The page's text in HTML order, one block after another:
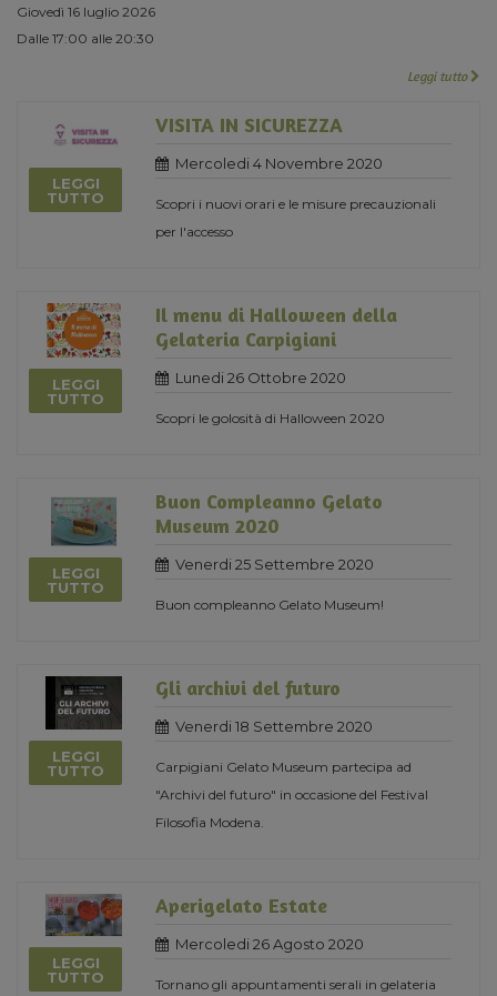
Giovedì 16 luglio 2026
Dalle 17:00 alle 20:30
Leggi tutto
LEGGI
TUTTO
VISITA IN SICUREZZA
Mercoledi 4 Novembre 2020
Scopri i nuovi orari e le misure precauzionali
per l'accesso
LEGGI
TUTTO
Il menu di Halloween della
Gelateria Carpigiani
Lunedi 26 Ottobre 2020
Scopri le golosità di Halloween 2020
LEGGI
TUTTO
Buon Compleanno Gelato
Museum 2020
Venerdi 25 Settembre 2020
Buon compleanno Gelato Museum!
LEGGI
TUTTO
Gli archivi del futuro
Venerdi 18 Settembre 2020
Carpigiani Gelato Museum partecipa ad
"Archivi del futuro" in occasione del Festival
Filosofia Modena.
LEGGI
TUTTO
Aperigelato Estate
Mercoledi 26 Agosto 2020
Tornano gli appuntamenti serali in gelateria